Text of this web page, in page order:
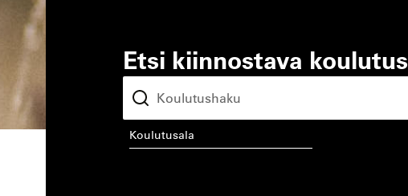
Etsi kiinnostava koulutus
koulutusala